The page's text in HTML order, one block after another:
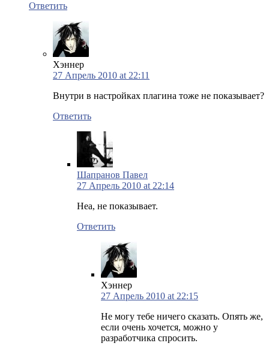
Ответить
Хэннер
27 Апрель 2010 at 22:11
Внутри в настройках плагина тоже не показывает?
Ответить
Шапранов Павел
27 Апрель 2010 at 22:14
Неа, не показывает.
Ответить
Хэннер
27 Апрель 2010 at 22:15
Не могу тебе ничего сказать. Опять же,
если очень хочется, можно у
разработчика спросить.